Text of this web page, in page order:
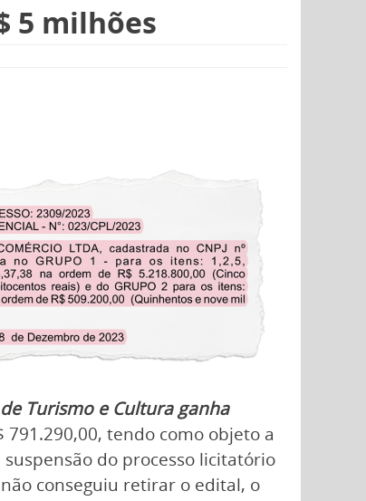
5 milhões
Turismo e Cultura ganha
tendo como objeto a
do processo licitatório
conseguiu retirar o edital, o